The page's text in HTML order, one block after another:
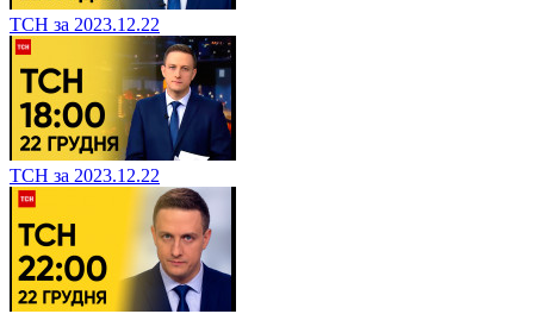
ТСН за 2023.12.22
ТСН за 2023.12.22